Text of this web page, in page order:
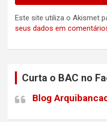
Este site utiliza o Akismet
seus dados em
Curta o BAC no
Blog